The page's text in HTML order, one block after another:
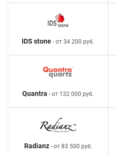
IDS stone - от 34 200 руб.
Quantra - от 132 000 руб.
Radianz- от 83 500 руб.